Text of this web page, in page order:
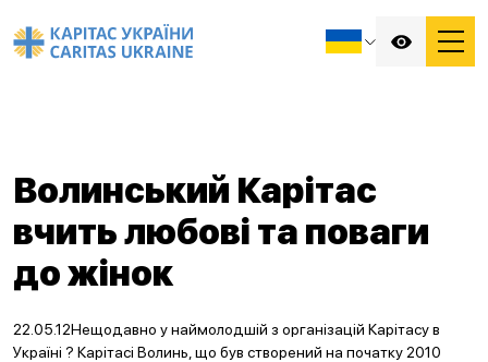
Волинський Карітас
вчить любові та поваги
до жінок
22.05.12Нещодавно у наймолодшій з організацій Карітасу в
Україні ? Карітасі Волинь, що був створений на початку 2010